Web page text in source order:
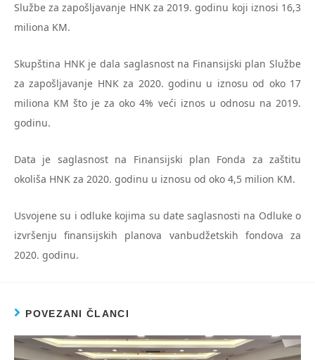
Službe za zapošljavanje HNK za 2019. godinu koji iznosi 16,3
miliona KM.
Skupština HNK je dala saglasnost na Finansijski plan Službe
za zapošljavanje HNK za 2020. godinu u iznosu od oko 17
miliona KM što je za oko 4% veći iznos u odnosu na 2019.
godinu.
Data je saglasnost na Finansijski plan Fonda za zaštitu
okoliša HNK za 2020. godinu u iznosu od oko 4,5 milion KM.
Usvojene su i odluke kojima su date saglasnosti na Odluke o
izvršenju finansijskih planova vanbudžetskih fondova za
2020. godinu.
POVEZANI ČLANCI